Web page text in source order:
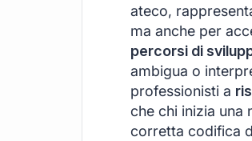
ateco,
ma anche per
percorsi di
ambigua o
professionisti a
che chi inizia una
corretta codifica